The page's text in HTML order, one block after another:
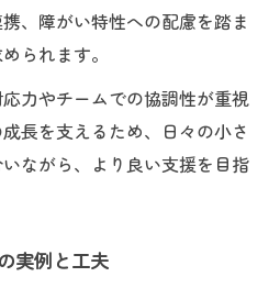
、障がい特性への配慮を踏ま
られます。
力やチームでの協調性が重視
長を支えるため、日々の小さ
ながら、より良い支援を目指
実例と工夫